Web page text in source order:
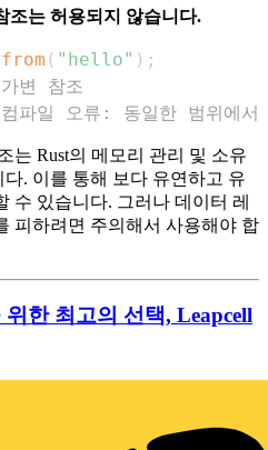
조는 허용되지 않습니다.
from ( "hello" ) ;
변 참조
파일 오류: 동일한 범위에서
는 Rust의 메모리 관리 및 소유
. 이를 통해 보다 유연하고 유
수 있습니다. 그러나 데이터 레
피하려면 주의해서 사용해야 합
한 최고의 선택, Leapcell